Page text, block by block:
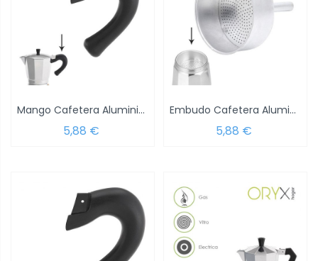
Mango Cafetera Aluminio Inducción 6 Tazas
5,88 €
Embudo Cafetera Aluminio Classic /...
5,88 €